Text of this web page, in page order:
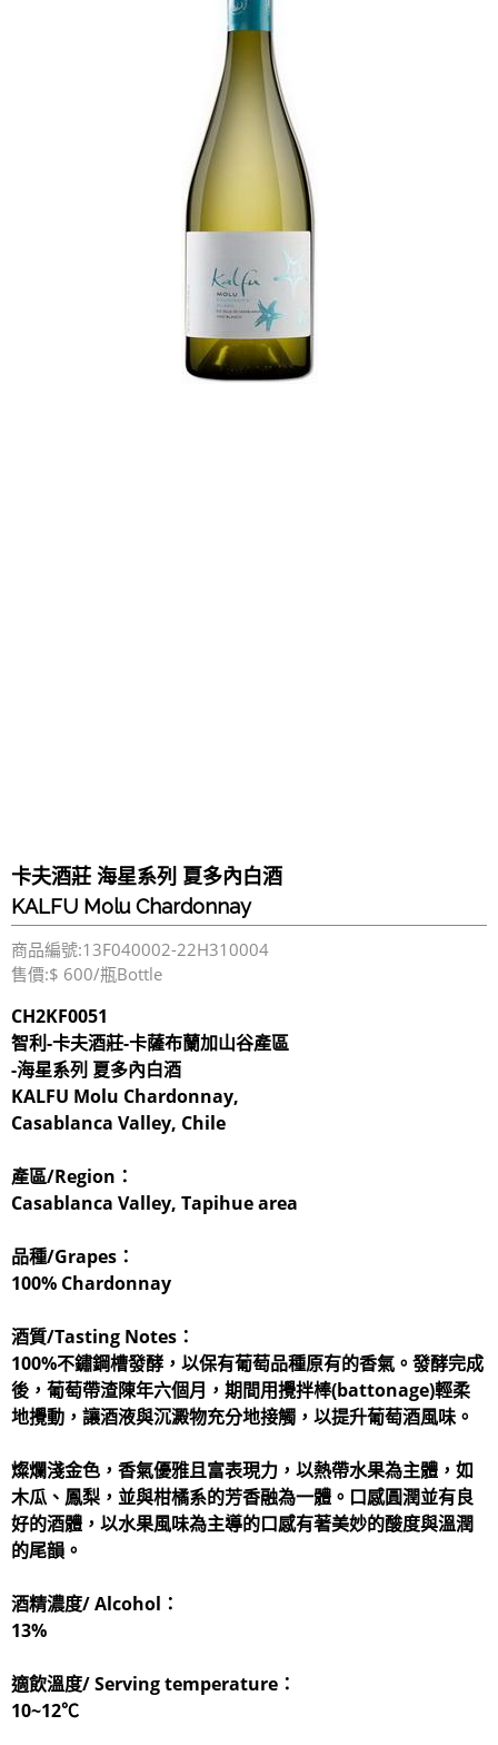
卡夫酒莊 海星系列 夏多內白酒
KALFU Molu Chardonnay
商品編號:13F040002-22H310004
售價:$ 600/瓶Bottle
CH2KF0051
智利-卡夫酒莊-卡薩布蘭加山谷產區
-海星系列 夏多內白酒
KALFU Molu Chardonnay,
Casablanca Valley, Chile
產區/Region：
Casablanca Valley, Tapihue area
品種/Grapes：
100% Chardonnay
酒質/Tasting Notes：
100%不鏽鋼槽發酵，以保有葡萄品種原有的香氣。發酵完成
後，葡萄帶渣陳年六個月，期間用攪拌棒(battonage)輕柔
地攪動，讓酒液與沉澱物充分地接觸，以提升葡萄酒風味。
燦爛淺金色，香氣優雅且富表現力，以熱帶水果為主體，如
木瓜、鳳梨，並與柑橘系的芳香融為一體。口感圓潤並有良
好的酒體，以水果風味為主導的口感有著美妙的酸度與溫潤
的尾韻。
酒精濃度/ Alcohol：
13%
適飲溫度/ Serving temperature：
10~12℃